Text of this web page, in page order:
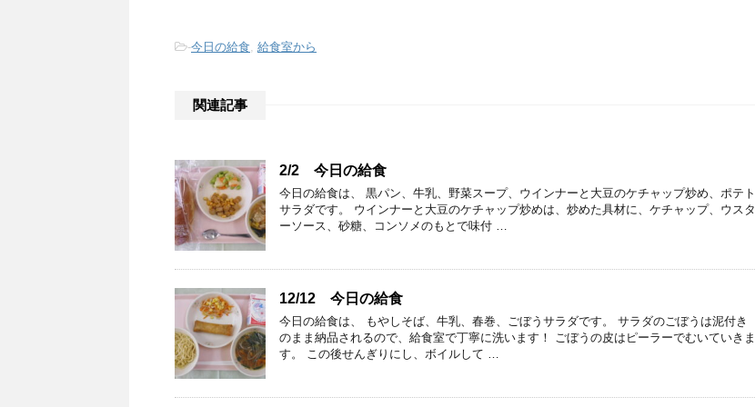
-今日の給食, 給食室から
関連記事
2/2 今日の給食
今日の給食は、 黒パン、牛乳、野菜スープ、ウインナーと大豆のケチャップ炒め、ポテト
サラダです。 ウインナーと大豆のケチャップ炒めは、炒めた具材に、ケチャップ、ウスタ
ーソース、砂糖、コンソメのもとで味付 …
12/12 今日の給食
今日の給食は、 もやしそば、牛乳、春巻、ごぼうサラダです。 サラダのごぼうは泥付き
のまま納品されるので、給食室で丁寧に洗います！ ごぼうの皮はピーラーでむいていきま
す。 この後せんぎりにし、ボイルして …